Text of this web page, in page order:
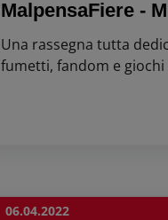
MalpensaFiere -
Una rassegna tutta
fumetti, fandom e giochi
06.04.2022